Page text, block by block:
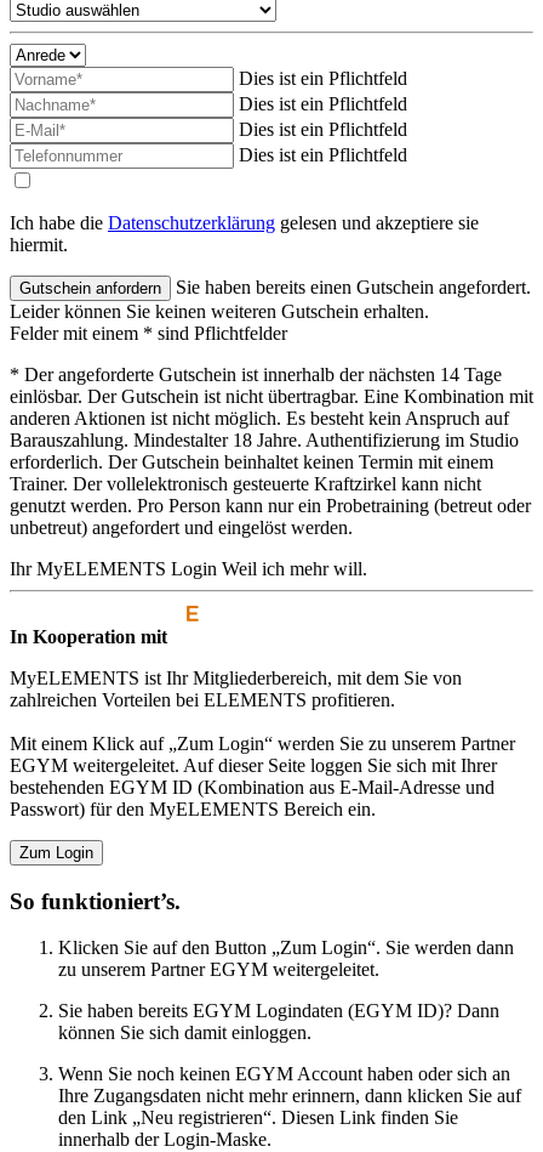
Dies ist ein Pflichtfeld
Dies ist ein Pflichtfeld
Dies ist ein Pflichtfeld
Dies ist ein Pflichtfeld
Ich habe die Datenschutzerklärung gelesen und akzeptiere sie
hiermit.
Sie haben bereits einen Gutschein angefordert.
Leider können Sie keinen weiteren Gutschein erhalten.
Felder mit einem * sind Pflichtfelder
* Der angeforderte Gutschein ist innerhalb der nächsten 14 Tage
einlösbar. Der Gutschein ist nicht übertragbar. Eine Kombination mit
anderen Aktionen ist nicht möglich. Es besteht kein Anspruch auf
Barauszahlung. Mindestalter 18 Jahre. Authentifizierung im Studio
erforderlich. Der Gutschein beinhaltet keinen Termin mit einem
Trainer. Der vollelektronisch gesteuerte Kraftzirkel kann nicht
genutzt werden. Pro Person kann nur ein Probetraining (betreut oder
unbetreut) angefordert und eingelöst werden.
Ihr MyELEMENTS Login Weil ich mehr will.
In Kooperation mit
MyELEMENTS ist Ihr Mitgliederbereich, mit dem Sie von
zahlreichen Vorteilen bei ELEMENTS profitieren.
Mit einem Klick auf „Zum Login“ werden Sie zu unserem Partner
EGYM weitergeleitet. Auf dieser Seite loggen Sie sich mit Ihrer
bestehenden EGYM ID (Kombination aus E-Mail-Adresse und
Passwort) für den MyELEMENTS Bereich ein.
Zum Login
So funktioniert’s.
Klicken Sie auf den Button „Zum Login“. Sie werden dann
zu unserem Partner EGYM weitergeleitet.
Sie haben bereits EGYM Logindaten (EGYM ID)? Dann
können Sie sich damit einloggen.
Wenn Sie noch keinen EGYM Account haben oder sich an
Ihre Zugangsdaten nicht mehr erinnern, dann klicken Sie auf
den Link „Neu registrieren“. Diesen Link finden Sie
innerhalb der Login-Maske.